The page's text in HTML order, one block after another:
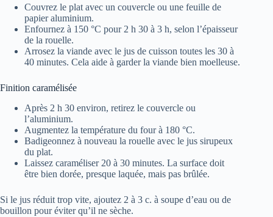
Couvrez le plat avec un couvercle ou une feuille de
papier aluminium.
Enfournez à 150 °C pour 2 h 30 à 3 h, selon l’épaisseur
de la rouelle.
Arrosez la viande avec le jus de cuisson toutes les 30 à
40 minutes. Cela aide à garder la viande bien moelleuse.
Finition caramélisée
Après 2 h 30 environ, retirez le couvercle ou
l’aluminium.
Augmentez la température du four à 180 °C.
Badigeonnez à nouveau la rouelle avec le jus sirupeux
du plat.
Laissez caraméliser 20 à 30 minutes. La surface doit
être bien dorée, presque laquée, mais pas brûlée.
Si le jus réduit trop vite, ajoutez 2 à 3 c. à soupe d’eau ou de
bouillon pour éviter qu’il ne sèche.